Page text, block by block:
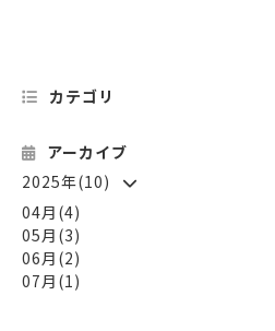
カテゴリ
アーカイブ
2025年(10)
04月(4)
05月(3)
06月(2)
07月(1)